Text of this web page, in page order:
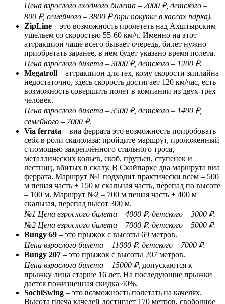
Цена взрослого входного билета – 2000 ₽, детского –
800 ₽, семейного – 3800 ₽ (при покупке в кассах парка).
ZipLine – это возможность пролететь над Ахштырским
ущельем со скоростью 55-60 км/ч. Именно на этот
аттракцион чаще всего бывает очередь, билет нужно
приобретать заранее, в нем будет указано время полета.
Цена взрослого билета – 3000 ₽, детского – 1200 ₽.
Megatroll – аттракцион для тех, кому скорости зиплайна
недостаточно, здесь скорость достигает 120 км/час, есть
возможность совершить полет в компании из двух-трех
человек.
Цена взрослого билета – 3500 ₽, детского – 1400 ₽,
семейного – 7000 ₽.
Via ferrata – виа феррата это возможность попробовать
себя в роли скалолаза: пройдите маршрут, проложенный
с помощью закреплённого стального троса,
металлических кольев, скоб, прутьев, ступенек и
лестниц, вбитых в скалу. В Скайпарке два маршрута виа
феррата. Маршрут №1 подходит практически всем – 500
м пешая часть + 150 м скальная часть, перепад по высоте
– 100 м. Маршрут №2 – 700 м пешая часть + 400 м
скальная, перепад высот 300 м.
№1 Цена взрослого билета – 4000 ₽, детского – 3000 ₽.
№2 Цена взрослого билета – 7000 ₽, детского – 5000 ₽.
Bungy 69 – это прыжок с высоты 69 метров.
Цена взрослого билета – 11000 ₽, детского – 7000 ₽.
Bungy 207 – это прыжок с высоты 207 метров.
Цена взрослого билета – 15000 ₽, допускаются к
прыжку лица старше 16 лет. На последующие прыжки
дается пожизненная скидка 40%.
SochiSwing – это возможность полетать на качелях.
Высота плеча качелей достигает 170 метров, свободное